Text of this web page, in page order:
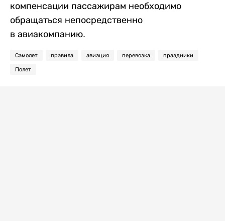
компенсации пассажирам необходимо
обращаться непосредственно
в авиакомпанию.
Самолет правила авиация перевозка праздники
Полет